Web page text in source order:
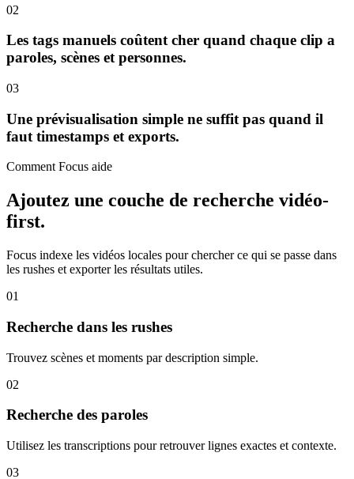
02
Les tags manuels coûtent cher quand chaque clip a
paroles, scènes et personnes.
03
Une prévisualisation simple ne suffit pas quand il
faut timestamps et exports.
Comment Focus aide
Ajoutez une couche de recherche vidéo-
first.
Focus indexe les vidéos locales pour chercher ce qui se passe dans
les rushes et exporter les résultats utiles.
01
Recherche dans les rushes
Trouvez scènes et moments par description simple.
02
Recherche des paroles
Utilisez les transcriptions pour retrouver lignes exactes et contexte.
03